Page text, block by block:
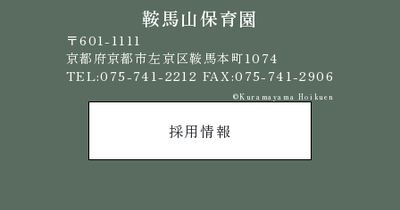
鞍馬山保育園
〒601-1111
京都府京都市左京区鞍馬本町1074
TEL:075-741-2212 FAX:075-741-2906
©️Kuramayama Hoikuen
採用情報